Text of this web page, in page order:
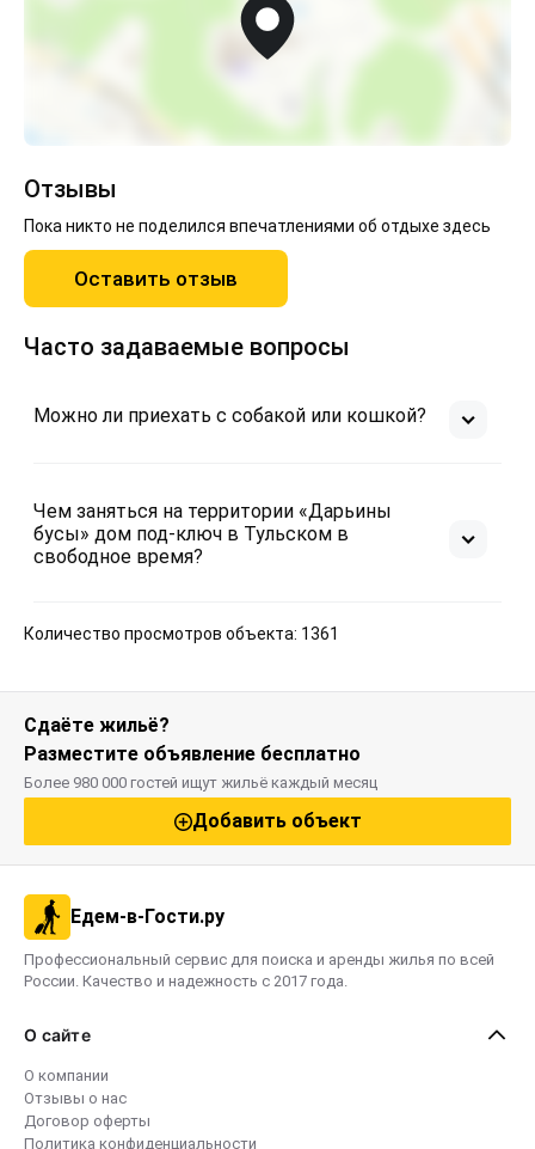
Отзывы
Пока никто не поделился впечатлениями об отдыхе здесь
Оставить отзыв
Часто задаваемые вопросы
Можно ли приехать с собакой или кошкой?
Чем заняться на территории «Дарьины
бусы» дом под-ключ в Тульском в
свободное время?
Количество просмотров объекта: 1361
Сдаёте жильё?
Разместите объявление бесплатно
Более 980 000 гостей ищут жильё каждый месяц
Добавить объект
Едем-в-Гости.ру
Профессиональный сервис для поиска и аренды жилья по всей
России. Качество и надежность с 2017 года.
О сайте
О компании
Отзывы о нас
Договор оферты
Политика конфиденциальности